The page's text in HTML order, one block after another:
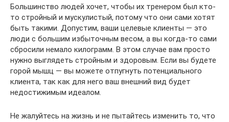
Большинство людей хочет, чтобы их тренером был кто-
то стройный и мускулистый, потому что они сами хотят
быть такими. Допустим, ваши целевые клиенты — это
люди с большим избыточным весом, а вы когда-то сами
сбросили немало килограмм. В этом случае вам просто
нужно выглядеть стройным и здоровым. Если вы будете
горой мышц — вы можете отпугнуть потенциального
клиента, так как для него ваш внешний вид будет
недостижимым идеалом.
Не жалуйтесь на жизнь и не пытайтесь изменить то, что